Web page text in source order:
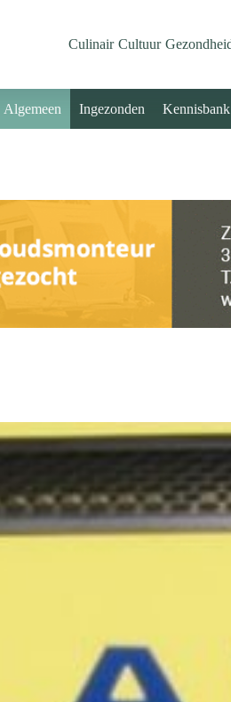
Culinair Cultuur
Algemeen Ingezonden Kennisbank